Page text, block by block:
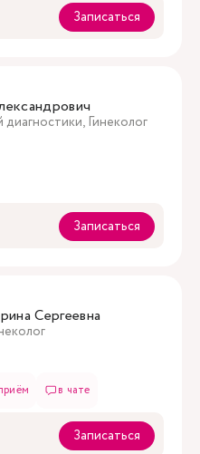
Записаться
Гинеколог
Записаться
Сергеевна
в чате
Записаться